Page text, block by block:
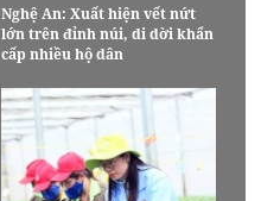
Nghệ An: Xuất hiện vết nứt
lớn trên đỉnh núi, di dời khẩn
cấp nhiều hộ dân